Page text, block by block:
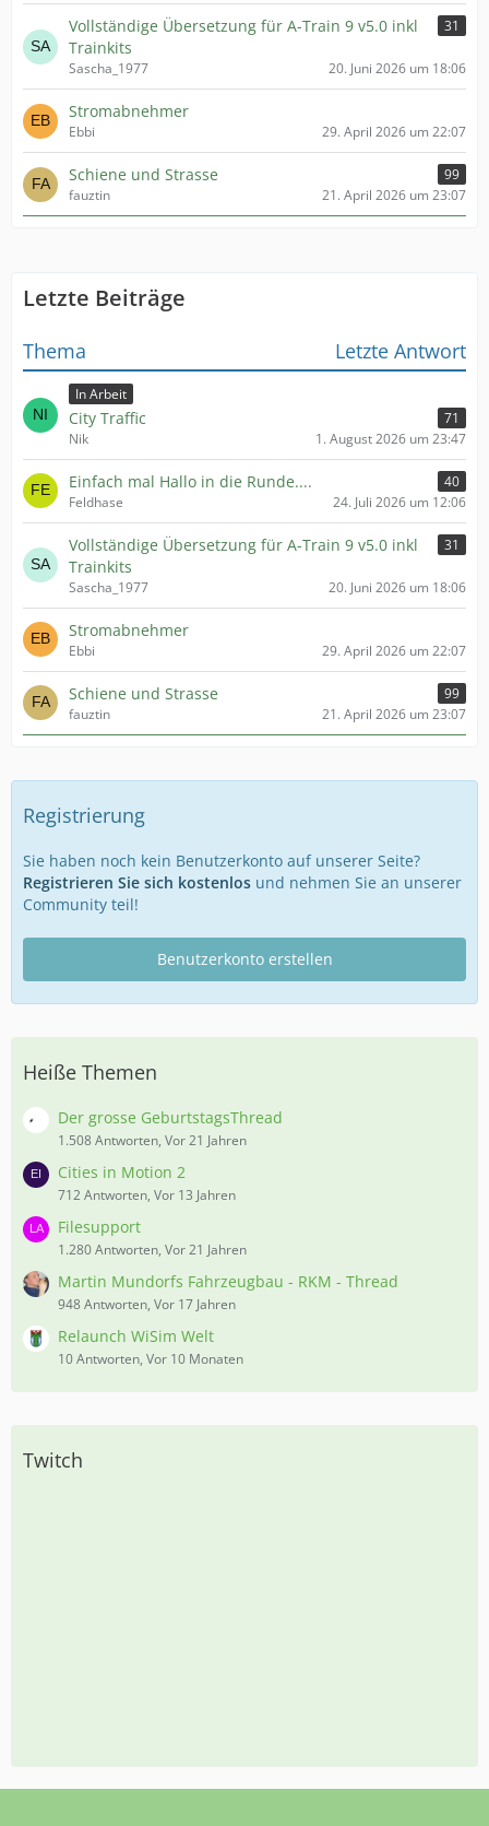
Vollständige Übersetzung für A-Train 9 v5.0 inkl
Trainkits
31
Sascha_1977 20. Juni 2026 um 18:06
Stromabnehmer
Ebbi 29. April 2026 um 22:07
Schiene und Strasse
99
fauztin
21. April 2026 um 23:07
Letzte Beiträge
Thema Letzte Antwort
In Arbeit
City Traffic
71
Nik
1. August 2026 um 23:47
Einfach mal Hallo in die Runde....
40
Feldhase
24. Juli 2026 um 12:06
Vollständige Übersetzung für A-Train 9 v5.0 inkl
Trainkits
31
Sascha_1977 20. Juni 2026 um 18:06
Stromabnehmer
Ebbi 29. April 2026 um 22:07
Schiene und Strasse
99
fauztin
21. April 2026 um 23:07
Registrierung
Sie haben noch kein Benutzerkonto auf unserer Seite?
Registrieren Sie sich kostenlos und nehmen Sie an unserer
Community teil!
Benutzerkonto erstellen
Heiße Themen
Der grosse GeburtstagsThread
1.508 Antworten, Vor 21 Jahren
Cities in Motion 2
712 Antworten, Vor 13 Jahren
Filesupport
1.280 Antworten, Vor 21 Jahren
Martin Mundorfs Fahrzeugbau - RKM - Thread
948 Antworten, Vor 17 Jahren
Relaunch WiSim Welt
10 Antworten, Vor 10 Monaten
Twitch